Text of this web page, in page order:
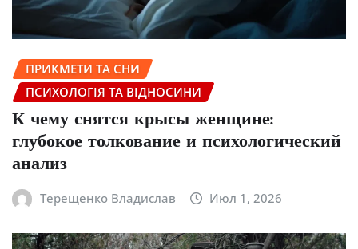
ПРИКМЕТИ ТА СНИ
ПСИХОЛОГІЯ ТА ВІДНОСИНИ
К чему снятся крысы женщине:
глубокое толкование и психологический
анализ
Терещенко Владислав Июл 1, 2026